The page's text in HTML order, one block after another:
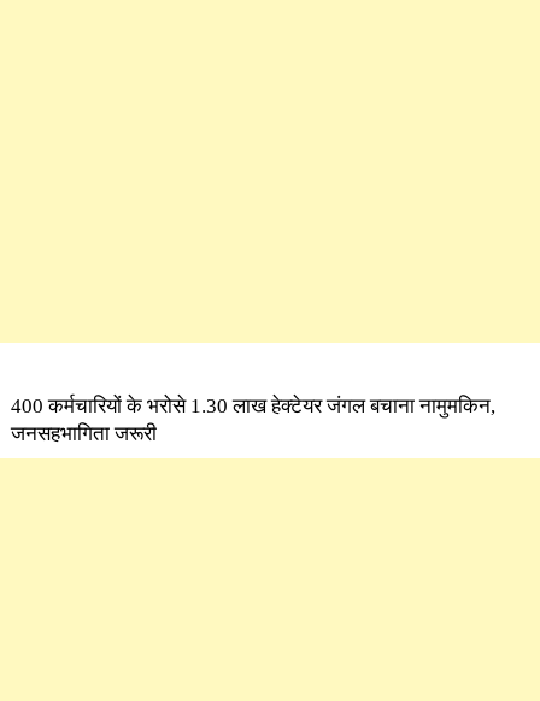
400 कर्मचारियों के भरोसे 1.30 लाख हेक्टेयर जंगल बचाना नामुमकिन,
जनसहभागिता जरूरी